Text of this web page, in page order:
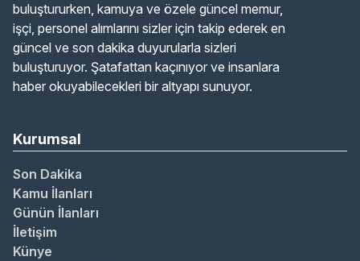
buluştururken, kamuya ve özele güncel memur,
işçi, personel alımlarını sizler için takip ederek en
güncel ve son dakika duyurularla sizleri
buluşturuyor. Şatafattan kaçınıyor ve insanlara
haber okuyabilecekleri bir altyapı sunuyor.
Kurumsal
Son Dakika
Kamu İlanları
Günün İlanları
İletişim
Künye